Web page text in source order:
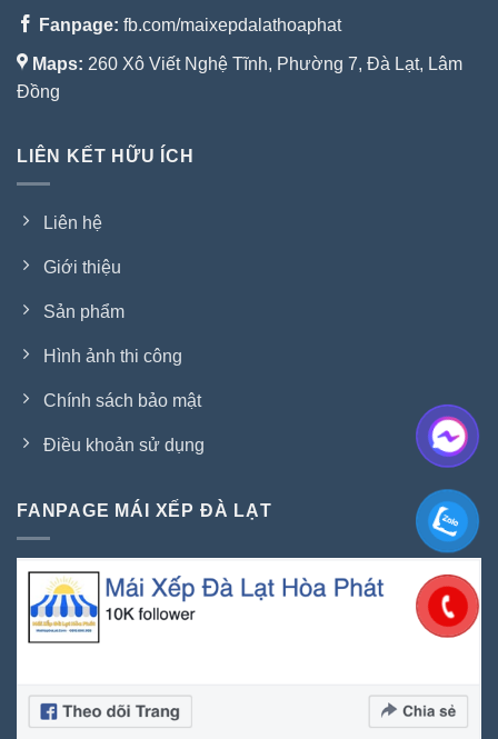
Fanpage: fb.com/maixepdalathoaphat
Maps: 260 Xô Viết Nghệ Tĩnh, Phường 7, Đà Lạt, Lâm
Đồng
LIÊN KẾT HỮU ÍCH
Liên hệ
Giới thiệu
Sản phẩm
Hình ảnh thi công
Chính sách bảo mật
Điều khoản sử dụng
FANPAGE MÁI XẾP ĐÀ LẠT